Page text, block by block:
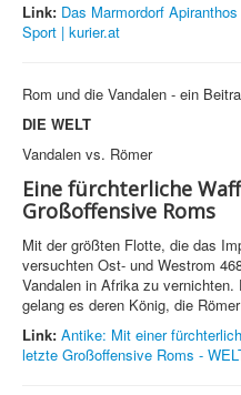
Link: Das Marmordorf
Sport | kurier.at
Rom und die Vandalen - ein
DIE WELT
Vandalen vs. Römer
Eine fürchterliche
Großoffensive Roms
Mit der größten Flotte, die das
versuchten Ost- und Westrom
Vandalen in Afrika zu
gelang es deren König, die
Link: Antike: Mit einer
letzte Großoffensive Roms -